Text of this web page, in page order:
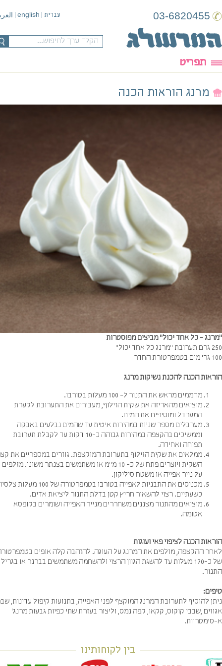
עברית|
english
|العربية 03-6820455
תפריט
מרנג הוראות הכנה
- כל אחד יכול" מביצים מפוסטרות
יכול"
החדר
הכנה להכנת נשיקות מרנג
מחממים מראש את התנור ל- 100 מעלות בטורבו.
מוציאים מהאריזה את שקית הזילוף, מעבירים את התערובת לקערת
המערבל ומוסיפים את המים.
מערבלים מספר שניות במהירות איטית עד שהמים נבלעים באבקה
וממשיכים בהקצפה במהירות גבוהה כ-10 דקות עד לקבלת תערובת
תפוחה ואחידה.
ממלאים את שקית הזילוף בתערובת המוקצפת. גוזרים במספריים את קצה
השקית ויוצרים פתח של כ- 10 מ"מ או משתמשים בצנתר משונן. מזלפים
על נייר אפייה או משטח סיליקון.
מכניסים את התבניות לאפייה בטורבו בטמפרטורה של 100 מעלות צלסיוס
כשעתיים. רצוי להשאיר חריץ קטן בדלת התנור ליציאת אדים.
מוציאים מהתנור מצננים משחררים מנייר האפייה ושומרים בקופסא
אטומה.
הכנה לציפוי פאי ועוגות
ההקצפה, מזלפים את המרנג על העוגה. להזהבה קלה אופים בטמפרטורה
של כ-170 מעלות עד להשגת הגוון הרצוי ולהשחמה משתמשים בברנר או בגריל
להוסיף לתערובת המרנג המוקצף לפני האפייה, בתנועות קיפול עדינות, שברי
,שבבי קוקוס, קקאו, קפה נמס, וליצור בעזרת שתי כפיות גבעות מרנג`
בין לקוחותינו